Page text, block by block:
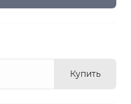
Купить